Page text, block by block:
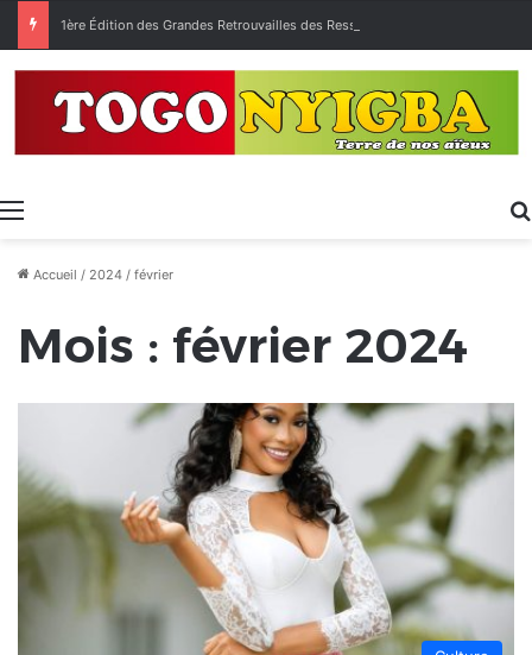
Menu
Accueil / 2024 / février
Mois : février 2024